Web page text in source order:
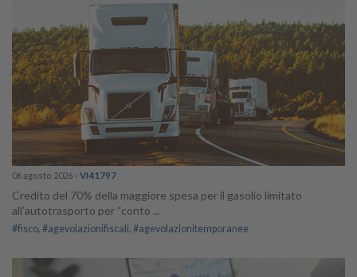
06 agosto 2026 - VI41797
Credito del 70% della maggiore spesa per il gasolio limitato
all’autotrasporto per “conto ...
#fisco #agevolazionifiscali #agevolazionitemporanee